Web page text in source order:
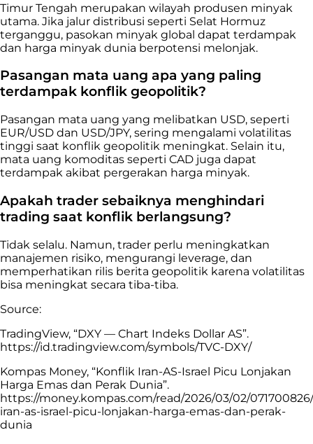
Timur Tengah merupakan wilayah produsen minyak
utama. Jika jalur distribusi seperti Selat Hormuz
terganggu, pasokan minyak global dapat terdampak
dan harga minyak dunia berpotensi melonjak.
Pasangan mata uang apa yang paling
terdampak konflik geopolitik?
Pasangan mata uang yang melibatkan USD, seperti
EUR/USD dan USD/JPY, sering mengalami volatilitas
tinggi saat konflik geopolitik meningkat. Selain itu,
mata uang komoditas seperti CAD juga dapat
terdampak akibat pergerakan harga minyak.
Apakah trader sebaiknya menghindari
trading saat konflik berlangsung?
Tidak selalu. Namun, trader perlu meningkatkan
manajemen risiko, mengurangi leverage, dan
memperhatikan rilis berita geopolitik karena volatilitas
bisa meningkat secara tiba-tiba.
Source:
TradingView, “DXY — Chart Indeks Dollar AS”.
https://id.tradingview.com/symbols/TVC-DXY/
Kompas Money, “Konflik Iran-AS-Israel Picu Lonjakan
Harga Emas dan Perak Dunia”.
https://money.kompas.com/read/2026/03/02/
iran-as-israel-picu-lonjakan-harga-emas-dan-perak-
dunia